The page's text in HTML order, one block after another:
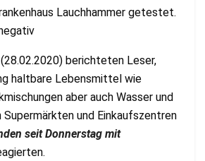
Lauchhammer getestet.
berichteten Leser,
haltbare Lebensmittel wie
aber auch Wasser und
und Einkaufszentren
seit Donnerstag mit